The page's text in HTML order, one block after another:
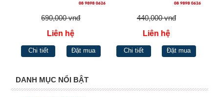
690,000 vnđ
Liên hệ
Chi tiết Đặt mua
440,000 vnđ
Liên hệ
Chi tiết Đặt mua
DANH MỤC NỔI BẬT